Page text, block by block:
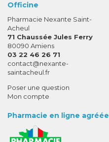
Officine
Pharmacie Nexante Saint-
Acheul
71 Chaussée Jules Ferry
80090 Amiens
03 22 46 26 71
contact-
@-
nexante-
saintacheul.fr
Poser une question
Mon compte
Pharmacie en ligne agréée